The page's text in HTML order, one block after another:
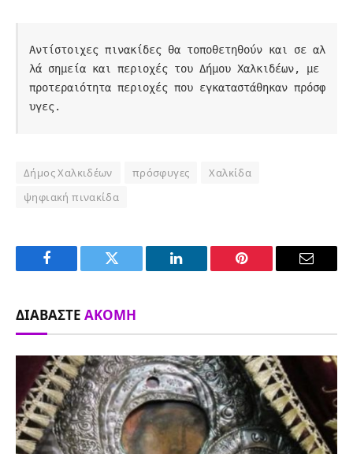
Αντίστοιχες πινακίδες θα τοποθετηθούν και σε αλ
λά σημεία και περιοχές του Δήμου Χαλκιδέων, με
προτεραιότητα περιοχές που εγκαταστάθηκαν πρόσφ
υγες.
Δήμος Χαλκιδέων πρόσφυγες
Χαλκίδα
ψηφιακή πινακίδα
Facebook Twitter LinkedIn Pinterest Email
ΔΙΑΒΆΣΤΕ ΑΚΌΜΗ